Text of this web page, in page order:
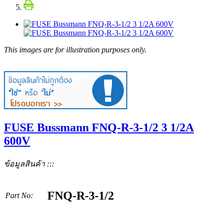
This images are for illustration purposes only.
FUSE Bussmann FNQ-R-3-1/2 3 1/2A
600V
ข้อมูลสินค้า :::
Part No: FNQ-R-3-1/2